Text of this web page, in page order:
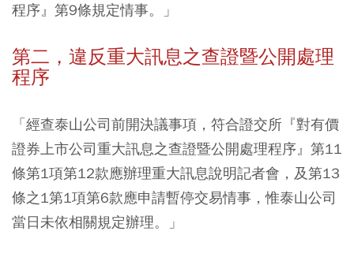
程序』第9條規定情事。」
第二，違反重大訊息之查證暨公開處理
程序
「經查泰山公司前開決議事項，符合證交所『對有價
證券上市公司重大訊息之查證暨公開處理程序』第11
條第1項第12款應辦理重大訊息說明記者會，及第13
條之1第1項第6款應申請暫停交易情事，惟泰山公司
當日未依相關規定辦理。」